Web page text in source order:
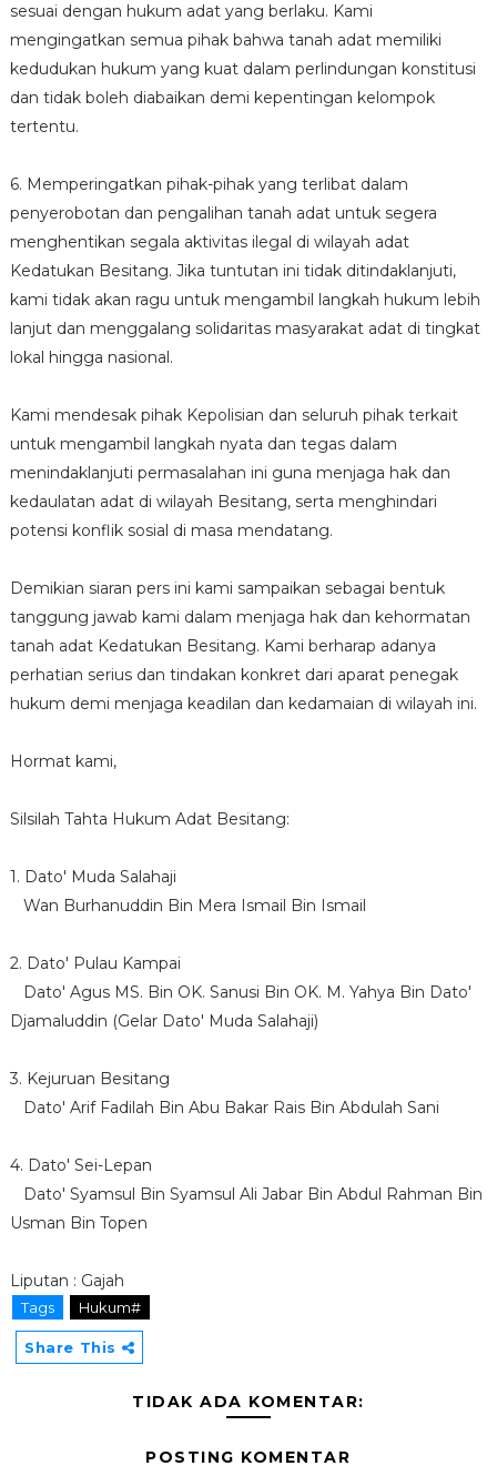
sesuai dengan hukum adat yang berlaku. Kami
mengingatkan semua pihak bahwa tanah adat memiliki
kedudukan hukum yang kuat dalam perlindungan konstitusi
dan tidak boleh diabaikan demi kepentingan kelompok
tertentu.
6. Memperingatkan pihak-pihak yang terlibat dalam
penyerobotan dan pengalihan tanah adat untuk segera
menghentikan segala aktivitas ilegal di wilayah adat
Kedatukan Besitang. Jika tuntutan ini tidak ditindaklanjuti,
kami tidak akan ragu untuk mengambil langkah hukum lebih
lanjut dan menggalang solidaritas masyarakat adat di tingkat
lokal hingga nasional.
Kami mendesak pihak Kepolisian dan seluruh pihak terkait
untuk mengambil langkah nyata dan tegas dalam
menindaklanjuti permasalahan ini guna menjaga hak dan
kedaulatan adat di wilayah Besitang, serta menghindari
potensi konflik sosial di masa mendatang.
Demikian siaran pers ini kami sampaikan sebagai bentuk
tanggung jawab kami dalam menjaga hak dan kehormatan
tanah adat Kedatukan Besitang. Kami berharap adanya
perhatian serius dan tindakan konkret dari aparat penegak
hukum demi menjaga keadilan dan kedamaian di wilayah ini.
Hormat kami,
Silsilah Tahta Hukum Adat Besitang:
1. Dato' Muda Salahaji
Wan Burhanuddin Bin Mera Ismail Bin Ismail
2. Dato' Pulau Kampai
Dato' Agus MS. Bin OK. Sanusi Bin OK. M. Yahya Bin Dato'
Djamaluddin (Gelar Dato' Muda Salahaji)
3. Kejuruan Besitang
Dato' Arif Fadilah Bin Abu Bakar Rais Bin Abdulah Sani
4. Dato' Sei-Lepan
Dato' Syamsul Bin Syamsul Ali Jabar Bin Abdul Rahman Bin
Usman Bin Topen
Liputan : Gajah
Tags Hukum#
Share This
TIDAK ADA KOMENTAR:
POSTING KOMENTAR